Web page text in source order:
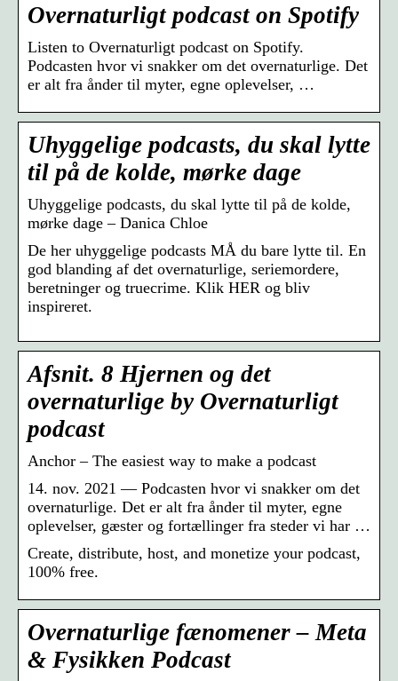
Overnaturligt podcast on Spotify
Listen to Overnaturligt podcast on Spotify.
Podcasten hvor vi snakker om det overnaturlige. Det
er alt fra ånder til myter, egne oplevelser, …
Uhyggelige podcasts, du skal lytte
til på de kolde, mørke dage
Uhyggelige podcasts, du skal lytte til på de kolde,
mørke dage – Danica Chloe
De her uhyggelige podcasts MÅ du bare lytte til. En
god blanding af det overnaturlige, seriemordere,
beretninger og truecrime. Klik HER og bliv
inspireret.
Afsnit. 8 Hjernen og det
overnaturlige by Overnaturligt
podcast
Anchor – The easiest way to make a podcast
14. nov. 2021 — Podcasten hvor vi snakker om det
overnaturlige. Det er alt fra ånder til myter, egne
oplevelser, gæster og fortællinger fra steder vi har …
Create, distribute, host, and monetize your podcast,
100% free.
Overnaturlige fænomener – Meta
& Fysikken Podcast